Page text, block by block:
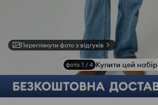
Переглянути фото з відгуків
фото 1 / 4 Купити цей набір